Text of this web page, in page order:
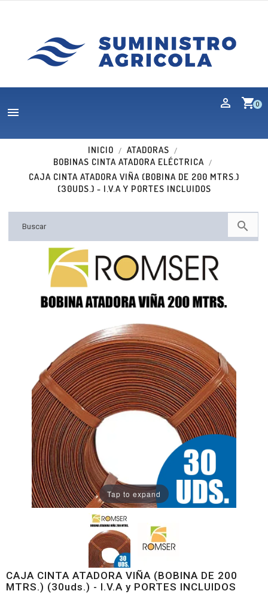
shopping_cart0

INICIO
ATADORAS
BOBINAS CINTA ATADORA ELÉCTRICA
CAJA CINTA ATADORA VIÑA (BOBINA DE 200 MTRS.)
(30UDS.) - I.V.A Y PORTES INCLUIDOS

Nuevo
Tap to expand
CAJA CINTA ATADORA VIÑA (BOBINA DE 200
MTRS.) (30uds.) - I.V.A y PORTES INCLUIDOS